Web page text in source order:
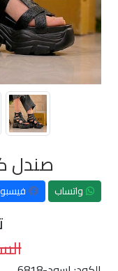
صندل
واتساب